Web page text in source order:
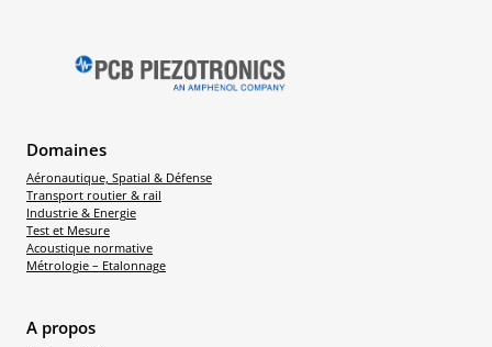
Domaines
Aéronautique, Spatial & Défense
Transport routier & rail
Industrie & Energie
Test et Mesure
Acoustique normative
Métrologie – Etalonnage
A propos